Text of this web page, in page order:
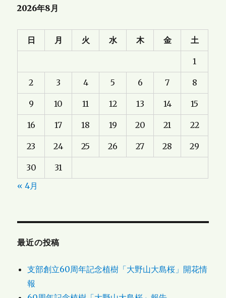
2026年8月
日 月 火 水 木 金 土
1
2 3 4 5 6 7 8
9 10 11 12 13 14 15
16 17 18 19 20 21 22
23 24 25 26 27 28 29
30
31
« 4月
最近の投稿
支部創立60周年記念植樹「大野山大島桜」開花情
報